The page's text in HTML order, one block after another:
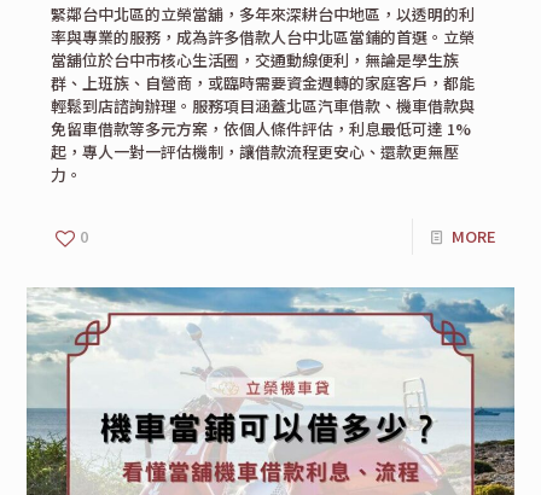
緊鄰台中北區的立榮當舖，多年來深耕台中地區，以透明的利
率與專業的服務，成為許多借款人台中北區當鋪的首選。立榮
當舖位於台中市核心生活圈，交通動線便利，無論是學生族
群、上班族、自營商，或臨時需要資金週轉的家庭客戶，都能
輕鬆到店諮詢辦理。服務項目涵蓋北區汽車借款、機車借款與
免留車借款等多元方案，依個人條件評估，利息最低可達 1%
起，專人一對一評估機制，讓借款流程更安心、還款更無壓
力。
0 MORE